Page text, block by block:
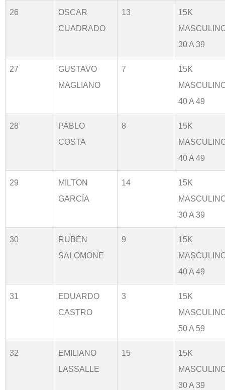
26
OSCAR
CUADRADO
13
15K
30 A 39
27
GUSTAVO
MAGLIANO
7
15K
40 A 49
28
PABLO
COSTA
8
15K
40 A 49
29
MILTON
GARCÍA
14
15K
30 A 39
30
RUBÉN
SALOMONE
9
15K
40 A 49
31
EDUARDO
CASTRO
3
15K
50 A 59
32
EMILIANO
LASSALLE
15
15K
30 A 39